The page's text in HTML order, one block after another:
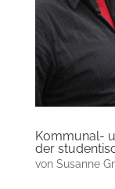
Kommunal-
der
von Susanne